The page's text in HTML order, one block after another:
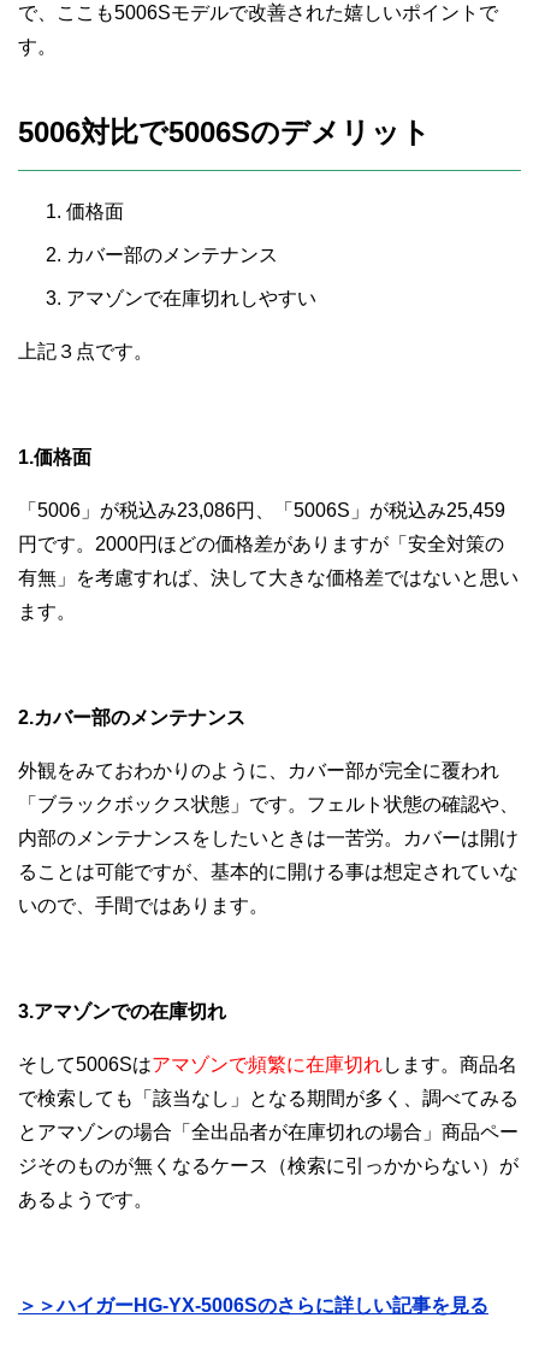
で、ここも5006Sモデルで改善された嬉しいポイントで
す。
5006対比で5006Sのデメリット
価格面
カバー部のメンテナンス
アマゾンで在庫切れしやすい
上記３点です。
1.価格面
「5006」が税込み23,086円、「5006S」が税込み25,459
円です。2000円ほどの価格差がありますが「安全対策の
有無」を考慮すれば、決して大きな価格差ではないと思い
ます。
2.カバー部のメンテナンス
外観をみておわかりのように、カバー部が完全に覆われ
「ブラックボックス状態」です。フェルト状態の確認や、
内部のメンテナンスをしたいときは一苦労。カバーは開け
ることは可能ですが、基本的に開ける事は想定されていな
いので、手間ではあります。
3.アマゾンでの在庫切れ
そして5006Sはアマゾンで頻繁に在庫切れします。商品名
で検索しても「該当なし」となる期間が多く、調べてみる
とアマゾンの場合「全出品者が在庫切れの場合」商品ペー
ジそのものが無くなるケース（検索に引っかからない）が
あるようです。
＞＞ハイガーHG-YX-5006Sのさらに詳しい記事を見る